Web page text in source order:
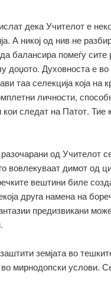
дека Учителот е
А никој од нив не
балансира помеѓу сите
доџото. Духовноста е
таа селекција која на
личности,
следат на Патот. Тие
од Учителот
вовлекуваат димот од
вештини биле
друга намена на
предизвикани
земјата во
мирнодопски услови.